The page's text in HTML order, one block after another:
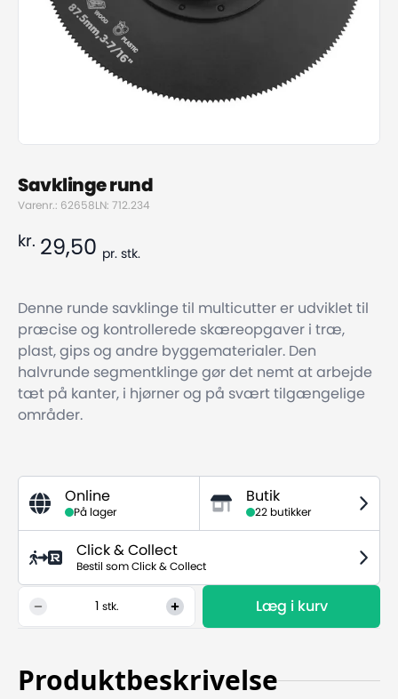
Savklinge rund
Varenr.: 62658LN: 712.234
kr. 29,50 pr. stk.
Denne runde savklinge til multicutter er udviklet til
præcise og kontrollerede skæreopgaver i træ,
plast, gips og andre byggematerialer. Den
halvrunde segmentklinge gør det nemt at arbejde
tæt på kanter, i hjørner og på svært tilgængelige
områder.
Online
På lager
Butik
22 butikker
Click & Collect
Bestil som Click & Collect
stk. Læg i kurv
Produktbeskrivelse